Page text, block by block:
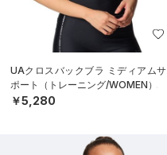
UAクロスバックブラ ミディアムサ
ポート（トレーニング/WOMEN）
￥5,280